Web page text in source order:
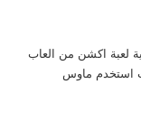
لعبة اكشن من العاب
استخدم ماوس